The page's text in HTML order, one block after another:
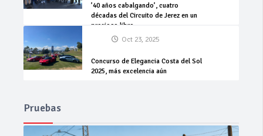
’40 años cabalgando’, cuatro
décadas del Circuito de Jerez en un
precioso libro
Oct 23, 2025
Concurso de Elegancia Costa del Sol
2025, más excelencia aún
Pruebas